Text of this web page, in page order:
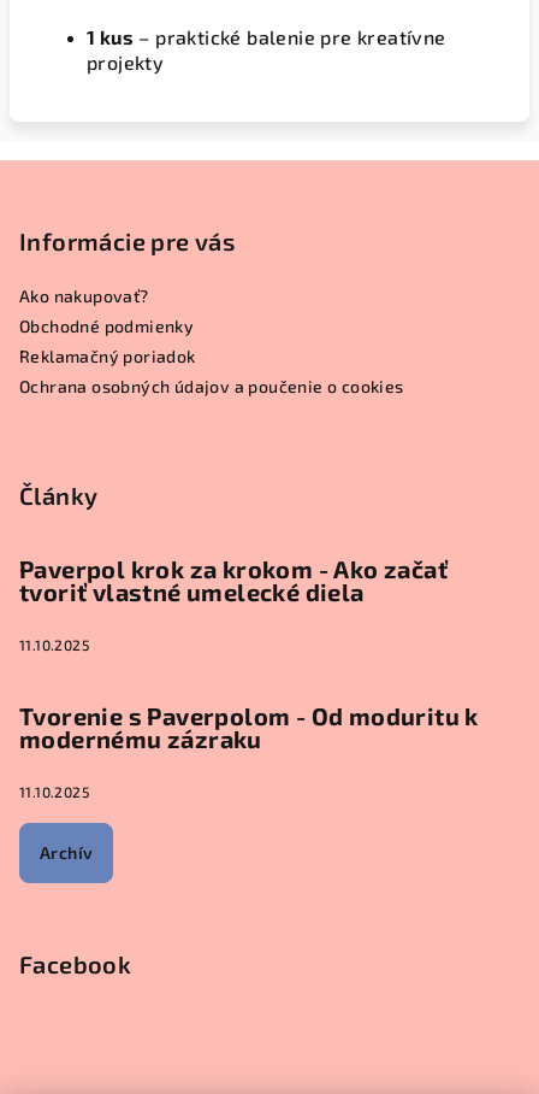
1 kus – praktické balenie pre kreatívne
projekty
Informácie pre vás
Ako nakupovať?
Obchodné podmienky
Reklamačný poriadok
Ochrana osobných údajov a poučenie o cookies
Články
Paverpol krok za krokom - Ako začať
tvoriť vlastné umelecké diela
11.10.2025
Tvorenie s Paverpolom - Od moduritu k
modernému zázraku
11.10.2025
Archív
Facebook